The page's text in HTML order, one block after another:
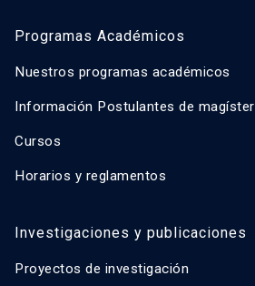
Programas Académicos
Nuestros programas académicos
Información Postulantes de magíster
Cursos
Horarios y reglamentos
Investigaciones y publicaciones
Proyectos de investigación